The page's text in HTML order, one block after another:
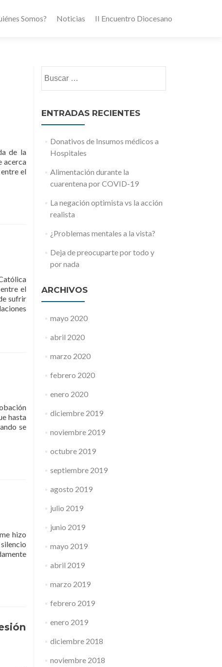
Somos? Noticias II Encuentro Diocesano
de la
acerca
el
el
sufrir
hasta
se
hizo
ENTRADAS RECIENTES
Donativos de Insumos médicos a
Hospitales
Alimentación durante la
cuarentena por COVID-19
La negación optimista vs la acción
realista
¿Problemas mentales a la vista?
Deja de preocuparte por todo y
por nada
ARCHIVOS
mayo 2020
abril 2020
marzo 2020
febrero 2020
enero 2020
diciembre 2019
noviembre 2019
octubre 2019
septiembre 2019
agosto 2019
julio 2019
junio 2019
mayo 2019
abril 2019
marzo 2019
febrero 2019
enero 2019
diciembre 2018
noviembre 2018